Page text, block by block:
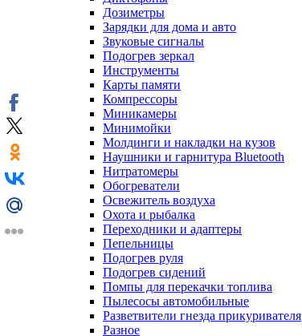
Дозиметры
Зарядки для дома и авто
Звуковые сигналы
Подогрев зеркал
Инструменты
Карты памяти
Компрессоры
Миникамеры
Минимойки
Молдинги и накладки на кузов
Наушники и гарнитура Bluetooth
Нитратомеры
Обогреватели
Освежитель воздуха
Охота и рыбалка
Переходники и адаптеры
Пепельницы
Подогрев руля
Подогрев сидений
Помпы для перекачки топлива
Пылесосы автомобильные
Разветвители гнезда прикуривателя
Разное